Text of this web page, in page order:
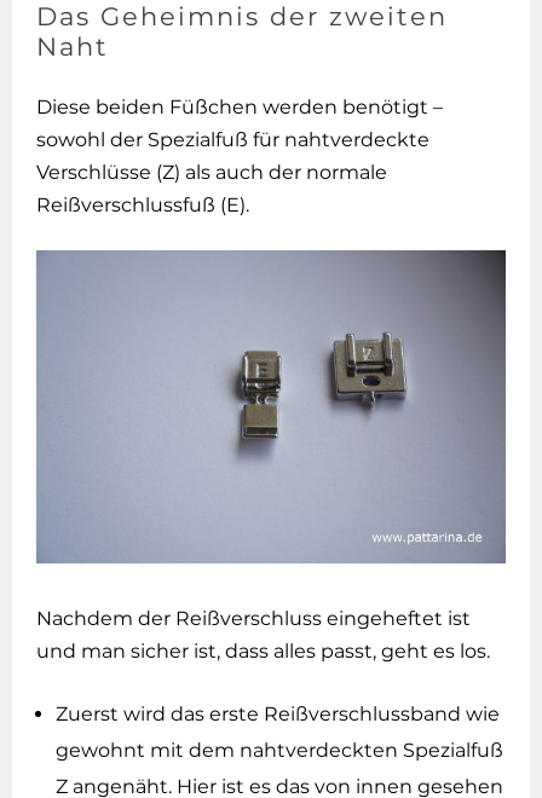
Das Geheimnis der zweiten
Naht
Diese beiden Füßchen werden benötigt –
sowohl der Spezialfuß für nahtverdeckte
Verschlüsse (Z) als auch der normale
Reißverschlussfuß (E).
Nachdem der Reißverschluss eingeheftet ist
und man sicher ist, dass alles passt, geht es los.
Zuerst wird das erste Reißverschlussband wie
gewohnt mit dem nahtverdeckten Spezialfuß
Z angenäht. Hier ist es das von innen gesehen